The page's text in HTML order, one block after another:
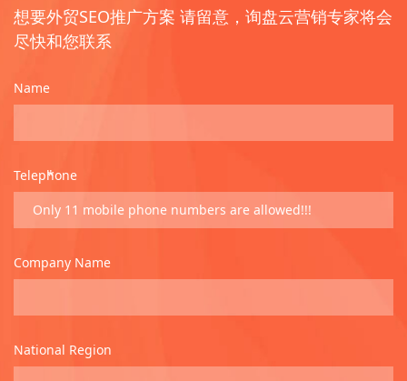
和 Perplexity 这种 AI “理解”你的公司。如果你的内容无法被 AI 引
用，你在未来的采购链条中就是隐形人。 这篇文章不讲虚的，直接
AI 时代的“第一口”流量。 01 什么是 GEO？从“图书管理员”到“研究
员”的底层跃迁 GEO (Generative…
想要外贸SEO推广方案 请留意，询盘云营销专家将会
尽快和您联系
Name
Telephone
*
Company Name
National Region